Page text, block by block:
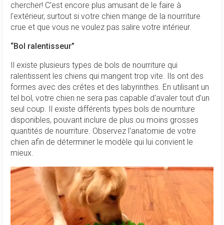
chercher! C’est encore plus amusant de le faire à
l'extérieur, surtout si votre chien mange de la nourriture
crue et que vous ne voulez pas salire votre intérieur.
“Bol ralentisseur”
Il existe plusieurs types de bols de nourriture qui
ralentissent les chiens qui mangent trop vite. Ils ont des
formes avec des crêtes et des labyrinthes. En utilisant un
tel bol, votre chien ne sera pas capable d'avaler tout d’un
seul coup. Il existe différents types bols de nourriture
disponibles, pouvant inclure de plus ou moins grosses
quantités de nourriture. Observez l'anatomie de votre
chien afin de déterminer le modèle qui lui convient le
mieux.